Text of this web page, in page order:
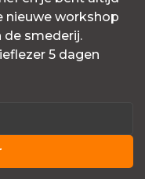
nieuwe workshop
smederij.
5 dagen